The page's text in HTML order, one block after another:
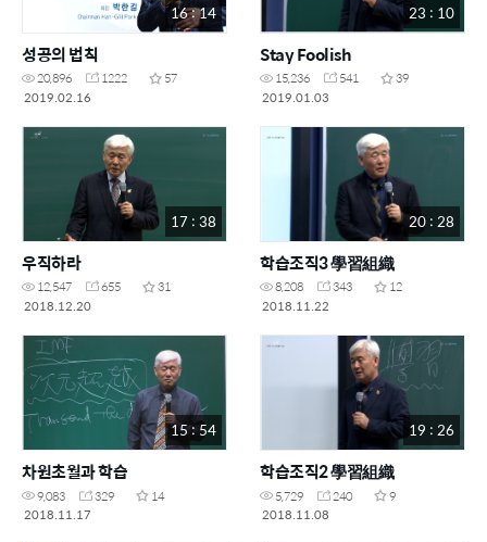
16 : 14
성공의 법칙
20,896 1222
57
2019.02.16
23 : 10
Stay Foolish
15,236 541
39
2019.01.03
17 : 38
우직하라
12,547 655
31
2018.12.20
20 : 28
학습조직3 學習組織
8,208 343
12
2018.11.22
15 : 54
차원초월과 학습
9,083 329
14
2018.11.17
19 : 26
학습조직2 學習組織
5,729 240
9
2018.11.08